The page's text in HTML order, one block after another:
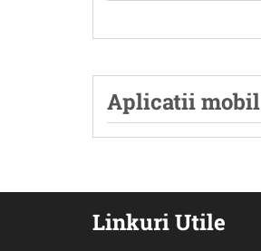
Aplicatii mobil
Linkuri Utile